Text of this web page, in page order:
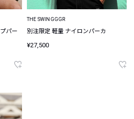
パー
THE SWINGGGR
別注限定 軽量 ナイロンパーカ
¥27,500